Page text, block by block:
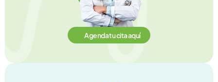
Agenda tu cita aquí